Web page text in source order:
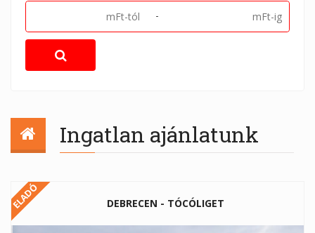
-
Ingatlan ajánlatunk
ELADÓ DEBRECEN - TÓCÓLIGET